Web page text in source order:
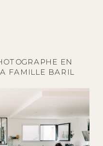
EN
FAMILLE BARIL